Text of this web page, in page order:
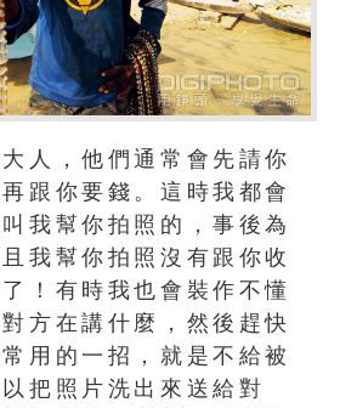
人，他們通常會先請你
跟你要錢。這時我都會
我幫你拍照的，事後為
我幫你拍照沒有跟你收
！有時我也會裝作不懂
方在講什麼，然後趕快
用的一招，就是不給被
把照片洗出來送給對